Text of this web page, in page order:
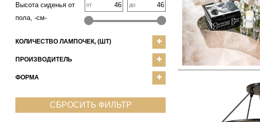
Высота сиденья от
пола, -см-
от до
КОЛИЧЕСТВО ЛАМПОЧЕК, (ШТ)
ПРОИЗВОДИТЕЛЬ
ФОРМА
СБРОСИТЬ ФИЛЬТР